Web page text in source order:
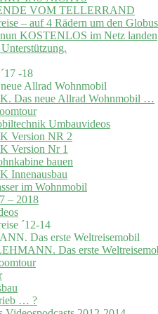
VOM TELLERRAND
– auf 4 Rädern um den Globus
KOSTENLOS im Netz landen
-18
Allrad Wohnmobil
Das neue Allrad Wohnmobil …
Umbauvideos
Version NR 2
Version Nr 1
bauen
Innenausbau
im Wohnmobil
– 2018
´12-14
Das erste Weltreisemobil
Das erste
… ?